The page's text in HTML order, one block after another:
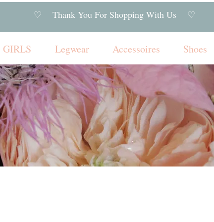
♡ Thank You For Shopping With Us ♡
GIRLS Legwear Accessoires Shoes